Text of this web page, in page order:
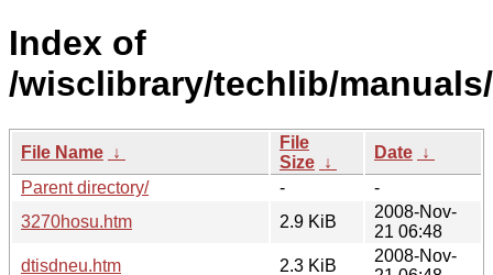
Index of
/wisclibrary/techlib/
File Name ↓
File
Size ↓
Date ↓
Parent directory/
-
-
3270hosu.htm
2.9 KiB
2008-Nov-
21 06:48
dtisdneu.htm
2.3 KiB
2008-Nov-